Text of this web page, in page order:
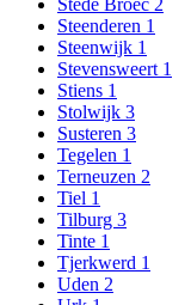
Steenderen 1
Steenwijk 1
Stevensweert 1
Stiens 1
Stolwijk 3
Susteren 3
Tegelen 1
Terneuzen 2
Tiel 1
Tilburg 3
Tinte 1
Tjerkwerd 1
Uden 2